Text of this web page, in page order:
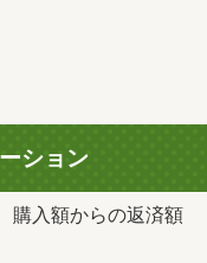
ション
購入額からの返済額